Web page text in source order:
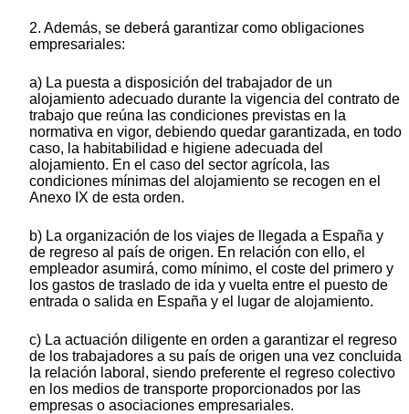
2. Además, se deberá garantizar como obligaciones
empresariales:
a) La puesta a disposición del trabajador de un
alojamiento adecuado durante la vigencia del contrato de
trabajo que reúna las condiciones previstas en la
normativa en vigor, debiendo quedar garantizada, en todo
caso, la habitabilidad e higiene adecuada del
alojamiento. En el caso del sector agrícola, las
condiciones mínimas del alojamiento se recogen en el
Anexo IX de esta orden.
b) La organización de los viajes de llegada a España y
de regreso al país de origen. En relación con ello, el
empleador asumirá, como mínimo, el coste del primero y
los gastos de traslado de ida y vuelta entre el puesto de
entrada o salida en España y el lugar de alojamiento.
c) La actuación diligente en orden a garantizar el regreso
de los trabajadores a su país de origen una vez concluida
la relación laboral, siendo preferente el regreso colectivo
en los medios de transporte proporcionados por las
empresas o asociaciones empresariales.